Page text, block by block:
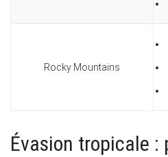
Rocky Mountains
Évasion tropicale :